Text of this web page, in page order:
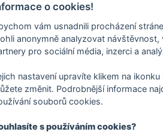
FAKTURAČNÍ ADRESA
Praha 4 - Nusle, 140 00
o cookies!
vám usnadnili procházení
anonymně analyzovat
pro sociální média, inzerci a
nastavení upravíte klikem na
změnit. Podrobnější informace
souborů cookies.
s používáním cookies?